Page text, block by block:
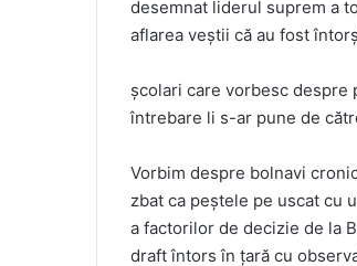
desemnat liderul suprem a
aflarea veștii că au fost
școlari care vorbesc despre
întrebare li s-ar pune de
Vorbim despre bolnavi
zbat ca peștele pe uscat cu
a factorilor de decizie de la
draft întors în țară cu